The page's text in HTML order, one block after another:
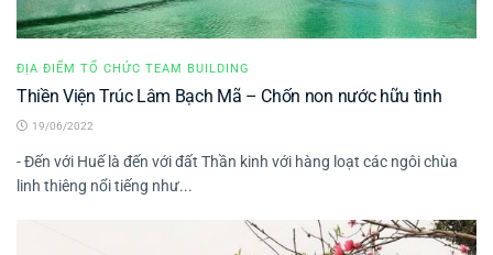
ĐỊA ĐIỂM TỔ CHỨC TEAM BUILDING
Thiền Viện Trúc Lâm Bạch Mã – Chốn non nước hữu tình
19/06/2022
- Đến với Huế là đến với đất Thần kinh với hàng loạt các ngôi chùa
linh thiêng nổi tiếng như...